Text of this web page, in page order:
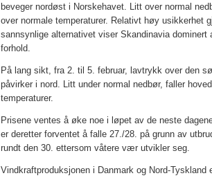
beveger nordøst i Norskehavet. Litt over normal
over normale temperaturer. Relativt høy usikkerhet
sannsynlige alternativet viser Skandinavia
forhold.
På lang sikt, fra 2. til 5. februar, lavtrykk over den
påvirker i nord. Litt under normal nedbør, faller
temperaturer.
Prisene ventes å øke noe i løpet av de neste
er deretter forventet å falle 27./28. på grunn av
rundt den 30. ettersom våtere vær utvikler seg.
Vindkraftproduksjonen i Danmark og Nord-